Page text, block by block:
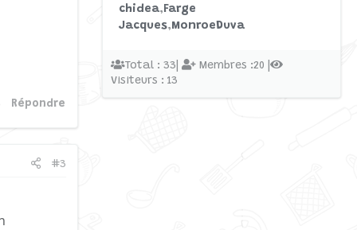
Répondre
#3
chidea Farge
Jacques MonroeDuva
Total : 33|
Membres :20 |
Visiteurs : 13